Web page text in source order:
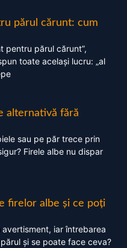
părul cărunt: cum
pentru părul cărunt”,
toate același lucru: „al
alternativă fără
sau pe păr trece prin
Firele albe nu dispar
firelor albe și ce poți
iar întrebarea
și se poate face ceva?